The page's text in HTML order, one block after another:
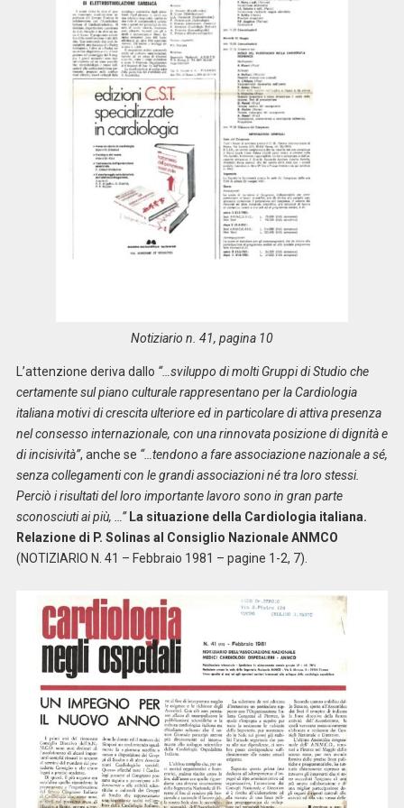
Notiziario n. 41, pagina 10
L’attenzione deriva dallo “…sviluppo di molti Gruppi di Studio che
certamente sul piano culturale rappresentano per la Cardiologia
italiana motivi di crescita ulteriore ed in particolare di attiva presenza
nel consesso internazionale, con una rinnovata posizione di dignità e
di incisività”, anche se “…tendono a fare associazione nazionale a sé,
senza collegamenti con le grandi associazioni né tra loro stessi.
Perciò i risultati del loro importante lavoro sono in gran parte
sconosciuti ai più, …” La situazione della Cardiologia italiana.
Relazione di P. Solinas al Consiglio Nazionale ANMCO
(NOTIZIARIO N. 41 – Febbraio 1981 – pagine 1-2, 7).